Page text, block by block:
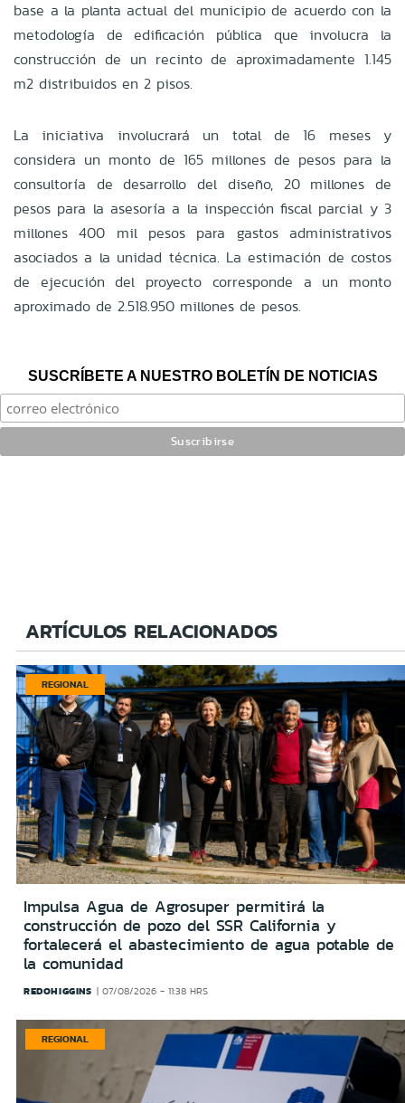
base a la planta actual del municipio de acuerdo con la
metodología de edificación pública que involucra la
construcción de un recinto de aproximadamente 1.145
m2 distribuidos en 2 pisos.
La iniciativa involucrará un total de 16 meses y
considera un monto de 165 millones de pesos para la
consultoría de desarrollo del diseño, 20 millones de
pesos para la asesoría a la inspección fiscal parcial y 3
millones 400 mil pesos para gastos administrativos
asociados a la unidad técnica. La estimación de costos
de ejecución del proyecto corresponde a un monto
aproximado de 2.518.950 millones de pesos.
SUSCRÍBETE A NUESTRO BOLETÍN DE NOTICIAS
ARTÍCULOS RELACIONADOS
REGIONAL
Impulsa Agua de Agrosuper permitirá la
construcción de pozo del SSR California y
fortalecerá el abastecimiento de agua potable de
la comunidad
REDOHIGGINS 07/08/2026 - 11:38 HRS
REGIONAL